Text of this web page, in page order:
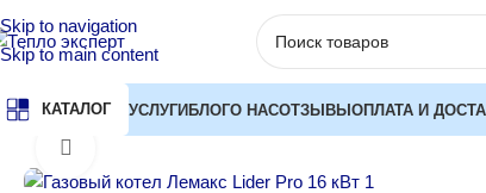
Skip to navigation
Skip to main content
КАТАЛОГ УСЛУГИБЛОГО НАСОТЗЫВЫОПЛАТА И
Главная Напольные